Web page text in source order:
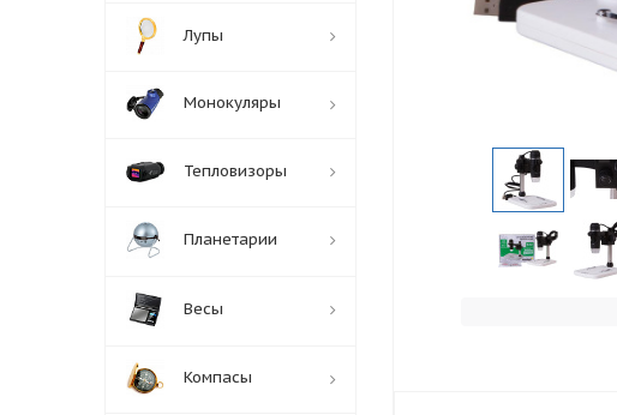
Лупы
Монокуляры
Тепловизоры
Планетарии
Весы
Компасы